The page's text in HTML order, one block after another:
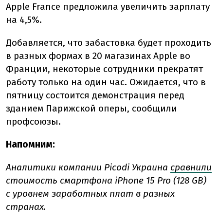
Apple France предложила увеличить зарплату
на 4,5%.
Добавляется, что забастовка будет проходить
в разных формах в 20 магазинах Apple во
Франции, некоторые сотрудники прекратят
работу только на один час. Ожидается, что в
пятницу состоится демонстрация перед
зданием Парижской оперы, сообщили
профсоюзы.
Напомним:
Аналитики компании Picodi Украина сравнили
стоимость смартфона iPhone 15 Pro (128 GB)
с уровнем заработных плат в разных
странах.